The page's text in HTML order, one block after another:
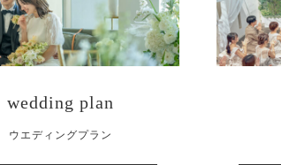
wedding plan
ウエディングプラン